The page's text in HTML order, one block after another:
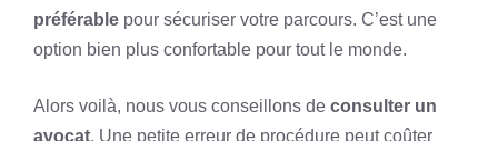
préférable pour sécuriser votre parcours. C’est une
option bien plus confortable pour tout le monde.
Alors voilà, nous vous conseillons de consulter un
avocat. Une petite erreur de procédure peut coûter